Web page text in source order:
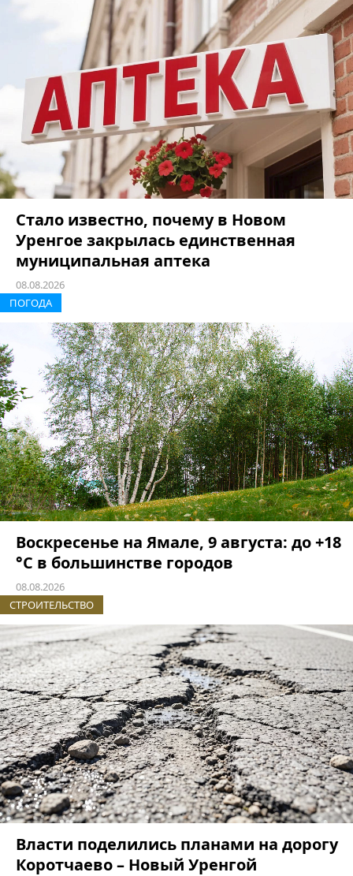
Стало известно, почему в Новом
Уренгое закрылась единственная
муниципальная аптека
08.08.2026
ПОГОДА
Воскресенье на Ямале, 9 августа: до +18
°C в большинстве городов
08.08.2026
СТРОИТЕЛЬСТВО
Власти поделились планами на дорогу
Коротчаево – Новый Уренгой